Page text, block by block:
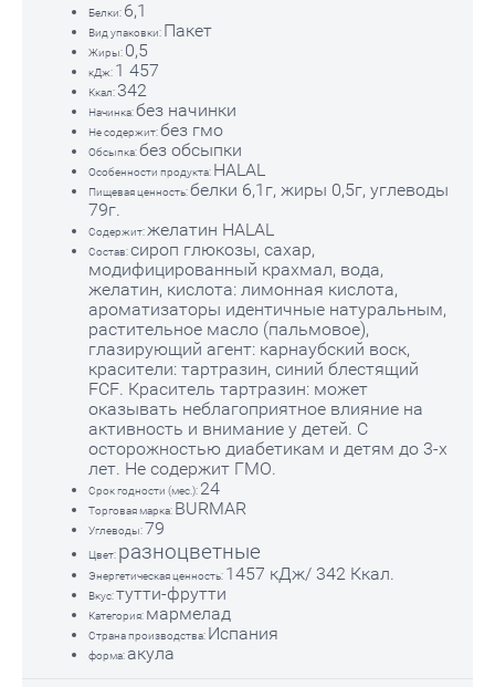
Белки: 6,1
Вид упаковки: Пакет
Жиры: 0,5
кДж: 1 457
Ккал:342
Начинка:без начинки
Не содержит:без гмо
Обсыпка:без обсыпки
Особенности продукта: HALAL
Пищевая ценность:белки 6,1г, жиры 0,5г, углеводы
79г.
Содержит:желатин HALAL
Состав:сироп глюкозы, сахар,
модифицированный крахмал, вода,
желатин, кислота: лимонная кислота,
ароматизаторы идентичные натуральным,
растительное масло (пальмовое),
глазирующий агент: карнаубский воск,
красители: тартразин, синий блестящий
FCF. Краситель тартразин: может
оказывать неблагоприятное влияние на
активность и внимание у детей. С
осторожностью диабетикам и детям до 3-х
лет. Не содержит ГМО.
Срок годности (мес.): 24
Торговая марка: BURMAR
Углеводы:79
Цвет: разноцветные
Энергетическая ценность: 1457 кДж/ 342 Ккал.
Вкус:тутти-фрутти
Категория: мармелад
Страна производства: Испания
форма:акула